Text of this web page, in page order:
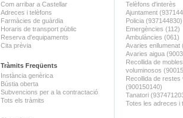
Com arribar a Castellar
Adreces i telèfons
Farmàcies de guàrdia
Horaris de transport públic
Reserva d'equipaments
Cita prèvia
Tràmits Freqüents
Instància genèrica
Bústia oberta
Subvencions per a la contractació
Tots els tràmits
Telèfons d'interès
Ajuntament
Policia (937144830)
Emergències (112)
Ambulàncies (061)
Avaries enllumenat
Avaries aigua
Recollida de
voluminosos
Recollida de restes
(900150140)
Tanatori
Totes les adreces i